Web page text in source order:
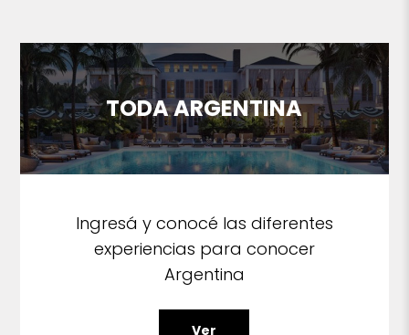
TODA ARGENTINA
Ingresá y conocé las diferentes
experiencias para conocer
Argentina
Ver